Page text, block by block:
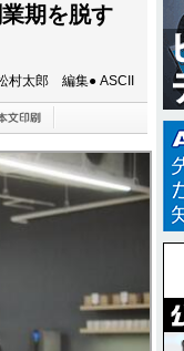
期を脱す
村太郎 編集● ASCII